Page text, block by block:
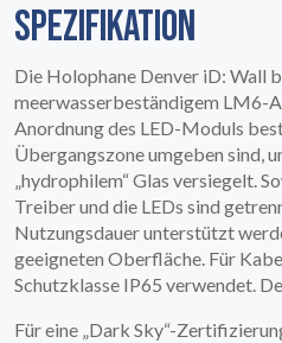
RECHTLICH
05
SPEZIFIKATION
Die Holophane Denver iD: Wall
meerwasserbeständigem LM6-
Anordnung des LED-Moduls
Übergangszone umgeben sind,
„hydrophilem“ Glas versiegelt.
Treiber und die LEDs sind
Nutzungsdauer unterstützt
geeigneten Oberfläche. Für
Schutzklasse IP65 verwendet.
Für eine „Dark Sky“-